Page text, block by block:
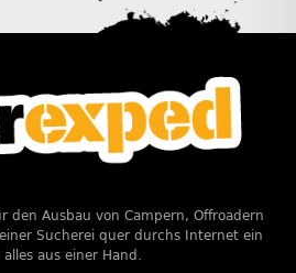
den Ausbau von Campern, Offroadern
Sucherei quer durchs Internet ein
aus einer Hand.